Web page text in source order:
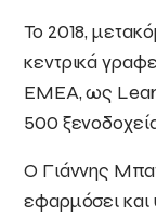
Το 2018,
κεντρικά
EMEA, ως
500
Ο Γιάννης Μπα
εφαρμόσει και